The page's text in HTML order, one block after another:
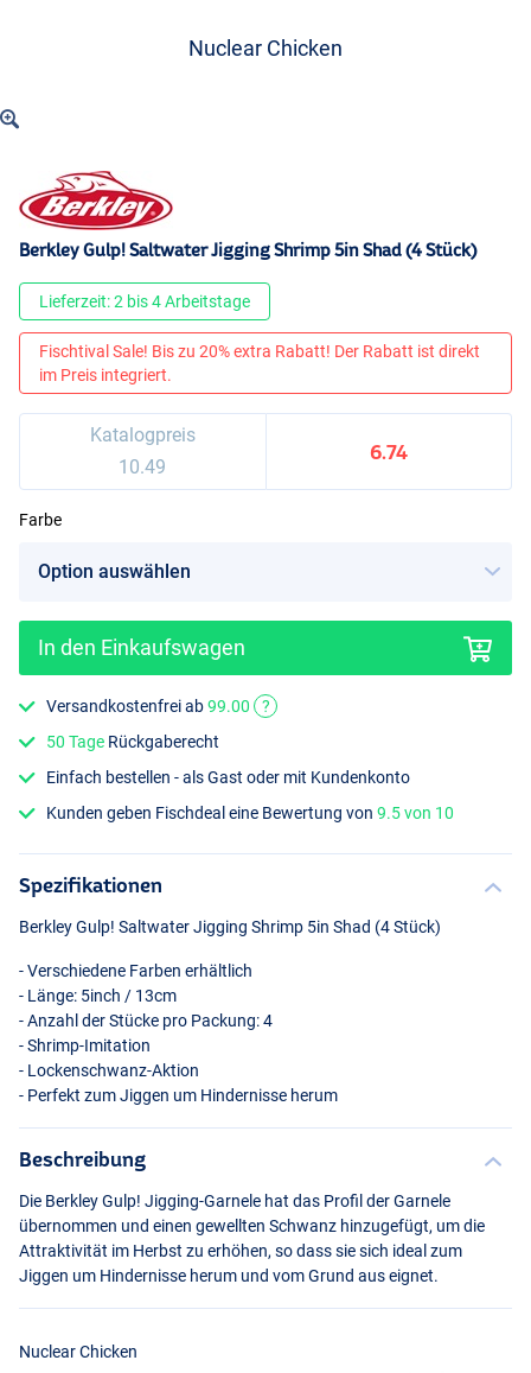
Nuclear Chicken
Flash Pink
Berkley Gulp! Saltwater Jigging Shrimp 5in Shad (4 Stück)
Lieferzeit: 2 bis 4 Arbeitstage
Fischtival Sale! Bis zu 20% extra Rabatt! Der Rabatt ist direkt
im Preis integriert.
Katalogpreis
10.49
6.74
Farbe
In den Einkaufswagen
Versandkostenfrei ab99.00
?
50 Tage Rückgaberecht
Einfach bestellen - als Gast oder mit Kundenkonto
Kunden geben Fischdeal eine Bewertung von9.5 von 10
Spezifikationen
Berkley Gulp! Saltwater Jigging Shrimp 5in Shad (4 Stück)
- Verschiedene Farben erhältlich
- Länge: 5inch / 13cm
- Anzahl der Stücke pro Packung: 4
- Shrimp-Imitation
- Lockenschwanz-Aktion
- Perfekt zum Jiggen um Hindernisse herum
Beschreibung
Die Berkley Gulp! Jigging-Garnele hat das Profil der Garnele
übernommen und einen gewellten Schwanz hinzugefügt, um die
Attraktivität im Herbst zu erhöhen, so dass sie sich ideal zum
Jiggen um Hindernisse herum und vom Grund aus eignet.
Nuclear Chicken